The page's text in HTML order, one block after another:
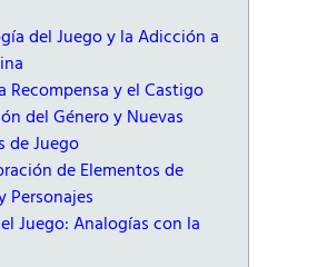
del Juego y la Adicción a
Recompensa y el Castigo
del Género y Nuevas
de Juego
de Elementos de
Personajes
Juego: Analogías con la